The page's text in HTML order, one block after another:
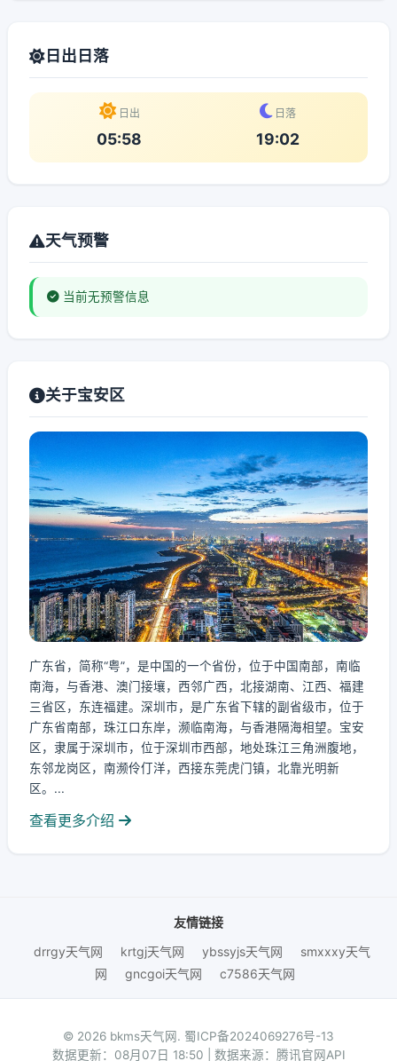
日出日落
日出
05:58
日落
19:02
天气预警
当前无预警信息
关于宝安区
广东省，简称“粤”，是中国的一个省份，位于中国南部，南临
南海，与香港、澳门接壤，西邻广西，北接湖南、江西、福建
三省区，东连福建。深圳市，是广东省下辖的副省级市，位于
广东省南部，珠江口东岸，濒临南海，与香港隔海相望。宝安
区，隶属于深圳市，位于深圳市西部，地处珠江三角洲腹地，
东邻龙岗区，南濒伶仃洋，西接东莞虎门镇，北靠光明新
区。...
查看更多介绍
友情链接
drrgy天气网
krtgj天气网 ybssyjs天气网
smxxxy天气
网
gncgoi天气网 c7586天气网
© 2026 bkms天气网. 蜀ICP备2024069276号-13
数据更新：08月07日 18:50 | 数据来源：腾讯官网API